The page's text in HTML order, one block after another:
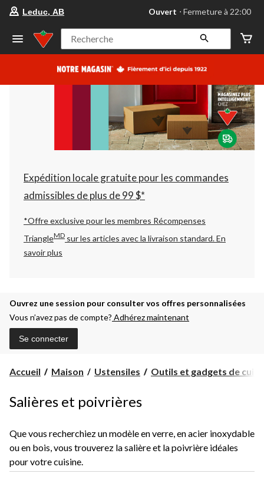
votre
préféré
Leduc,
AB,
courament
Fermeture
à
22:00
cliquer
pour
changer
Leduc, AB Ouvert ⋅ Fermeture à 22:00
Recherche
Expédition locale gratuite pour les commandes
admissibles de plus de 99 $*
*Offre exclusive pour les membres Récompenses
TriangleMD sur les articles avec la livraison standard.En
savoir plus
Ouvrez une session pour consulter vos offres personnalisées
Vous n’avez pas de compte? Adhérez maintenant
Se connecter
Accueil Maison Ustensiles Outils et gadgets de
Salières et poivrières
Que vous recherchiez un modèle en verre, en acier inoxydable
ou en bois, vous trouverez la salière et la poivrière idéales
pour votre cuisine.